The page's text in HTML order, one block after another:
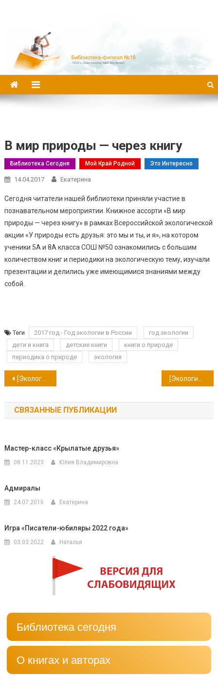
В мир природы — через книгу
Библиотека Сегодня Мой Край Родной Это Интересно
14.04.2017 Екатерина
Сегодня читатели нашей библиотеки приняли участие в
познавательном мероприятии. Книжное ассорти «В мир
природы — через книгу» в рамках Всероссийской экологической
акции «У природы есть друзья: это мы и ты, и я», на котором
ученики 5А и 8А класса СОШ №50 ознакомились с большим
количеством книг и периодики на экологическую тему, изучали
презентации и делились уже имеющимися знаниями между
собой.
Теги 2017 год - Год экологии в России
год экологии
дети и книга
детские книги
книги о природе
периодика о природе
экология
Навигация
по
записям
[Экологический вестник] Выпуск №1
СВЯЗАННЫЕ ПУБЛИКАЦИИ
Мастер-класс «Крылатые друзья»
08.11.2023 Юлия Владимировна
Адмиралы
24.07.2016 Екатерина
Игра «Писатели-юбиляры 2022 года»
03.03.2022 Наталья
Библиотека сегодня
О книгах и авторах